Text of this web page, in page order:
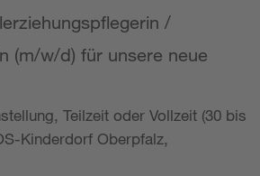
/
(m/w/d) für unsere neue
Teilzeit oder Vollzeit (30 bis
Kinderdorf Oberpfalz,